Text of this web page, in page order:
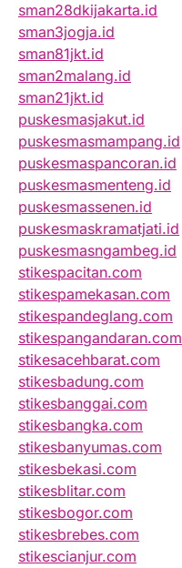
sman28dkijakarta.id
sman3jogja.id
sman81jkt.id
sman2malang.id
sman21jkt.id
puskesmasjakut.id
puskesmasmampang.id
puskesmaspancoran.id
puskesmasmenteng.id
puskesmassenen.id
puskesmaskramatjati.id
puskesmasngambeg.id
stikespacitan.com
stikespamekasan.com
stikespandeglang.com
stikespangandaran.com
stikesacehbarat.com
stikesbadung.com
stikesbanggai.com
stikesbangka.com
stikesbanyumas.com
stikesbekasi.com
stikesblitar.com
stikesbogor.com
stikesbrebes.com
stikescianjur.com